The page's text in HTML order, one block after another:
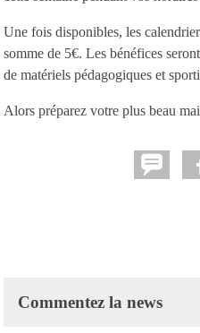
Une fois disponibles, les
somme de 5€. Les bénéfices
de matériels pédagogiques et
Alors préparez votre plus beau
Commentez la news